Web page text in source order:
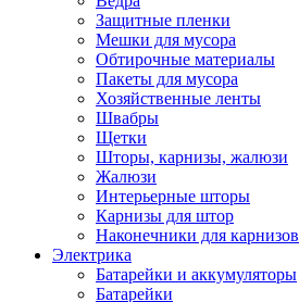
Защитные пленки
Мешки для мусора
Обтирочные материалы
Пакеты для мусора
Хозяйственные ленты
Швабры
Щетки
Шторы, карнизы, жалюзи
Жалюзи
Интерьерные шторы
Карнизы для штор
Наконечники для карнизов
Электрика
Батарейки и аккумуляторы
Батарейки